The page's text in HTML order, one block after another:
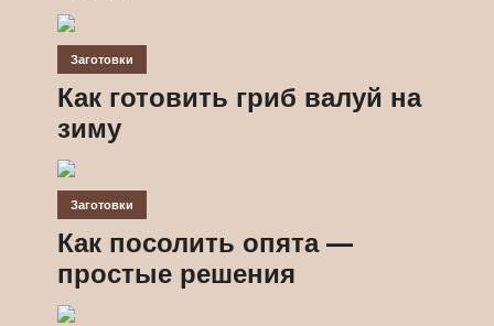
Заготовки
Как готовить гриб валуй на
зиму
Заготовки
Как посолить опята —
простые решения